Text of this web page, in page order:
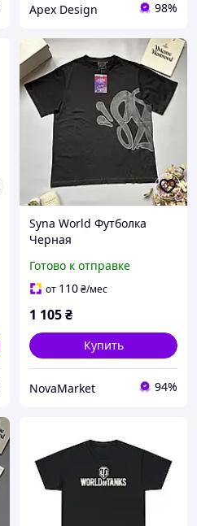
Apex Design 98%
Syna World Футболка
Черная
Готово к отправке
от 110₴/мес
1 105₴
Купить
NovaMarket 94%